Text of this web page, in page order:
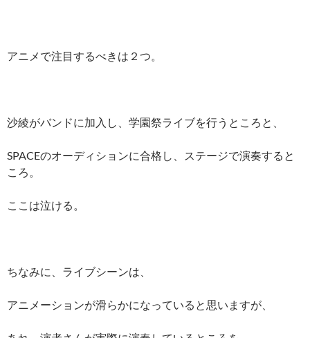
アニメで注目するべきは２つ。
沙綾がバンドに加入し、学園祭ライブを行うところと、
SPACEのオーディションに合格し、ステージで演奏すると
ころ。
ここは泣ける。
ちなみに、ライブシーンは、
アニメーションが滑らかになっていると思いますが、